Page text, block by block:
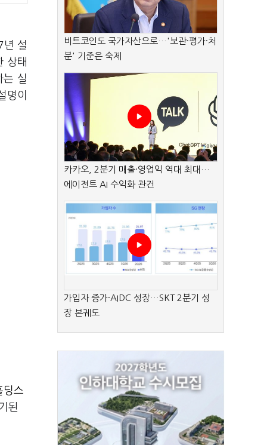
년 설
상태
는 실
명이
딩스
된
비트코인도 국가자산으로…'보관·평가·처
분' 기준은 숙제
카카오, 2분기 매출·영업익 역대 최대…
에이전트 AI 수익화 관건
가입자 증가·AIDC 성장…SKT 2분기 성
장 본궤도